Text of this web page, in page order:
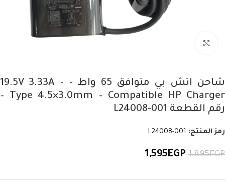
شاحن اتش بي متوافق 65 واط – 19.5V 3.33A –
Type 4.5×3.0mm – Compatible HP Charger –
رقم القطعة L24008-001
رمز المنتج: L24008-001
1,895EGP
1,595EGP